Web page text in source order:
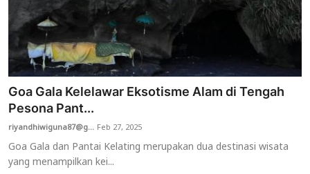
Goa Gala Kelelawar Eksotisme Alam di Tengah
Pesona Pant...
riyandhiwiguna87@g... Feb 27, 2025
Goa Gala dan Pantai Kelating merupakan dua destinasi wisata
yang menampilkan kei...